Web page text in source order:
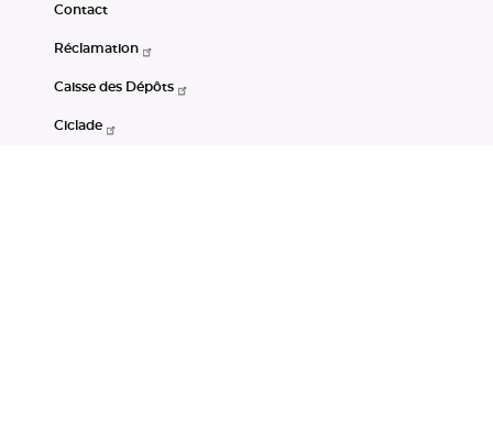
Contact
Réclamation
Caisse des Dépôts
Ciclade